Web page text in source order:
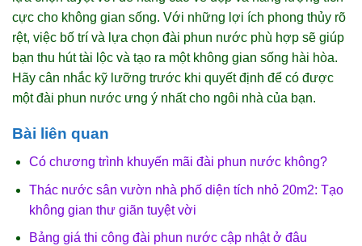
cực cho không gian sống. Với những lợi ích phong thủy rõ
rệt, việc bố trí và lựa chọn đài phun nước phù hợp sẽ giúp
bạn thu hút tài lộc và tạo ra một không gian sống hài hòa.
Hãy cân nhắc kỹ lưỡng trước khi quyết định để có được
một đài phun nước ưng ý nhất cho ngôi nhà của bạn.
Bài liên quan
Có chương trình khuyến mãi đài phun nước không?
Thác nước sân vườn nhà phố diện tích nhỏ 20m2: Tạo
không gian thư giãn tuyệt vời
Bảng giá thi công đài phun nước cập nhật ở đâu